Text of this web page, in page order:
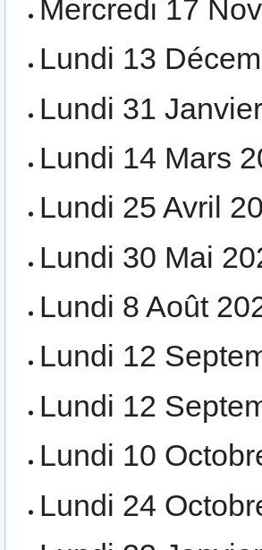
Mercredi 17
Lundi 13
Lundi 31
Lundi 14 Mars
Lundi 25 Avril
Lundi 30 Mai
Lundi 8 Août
Lundi 12
Lundi 12
Lundi 10
Lundi 24